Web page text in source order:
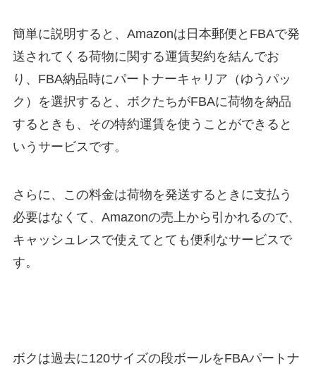
簡単に説明すると、Amazonは日本郵便とFBAで発
送されてくる荷物に関する運賃契約を結んでお
り、FBA納品時にパートナーキャリア（ゆうパッ
ク）を選択すると、ボクたちがFBAに荷物を納品
するときも、その特約運賃を使うことができると
いうサービスです。
さらに、この料金は荷物を発送するときに支払う
必要はなくて、Amazonの売上から引かれるので、
キャッシュレスで使えてとても便利なサービスで
す。
ボクは過去に120サイズの段ボールをFBAパートナ